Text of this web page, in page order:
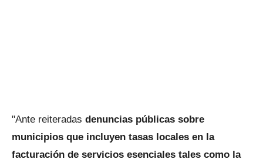
"Ante reiteradas denuncias públicas sobre
municipios que incluyen tasas locales en la
facturación de servicios esenciales tales como la